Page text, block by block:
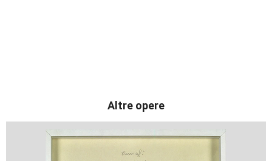
Altre opere